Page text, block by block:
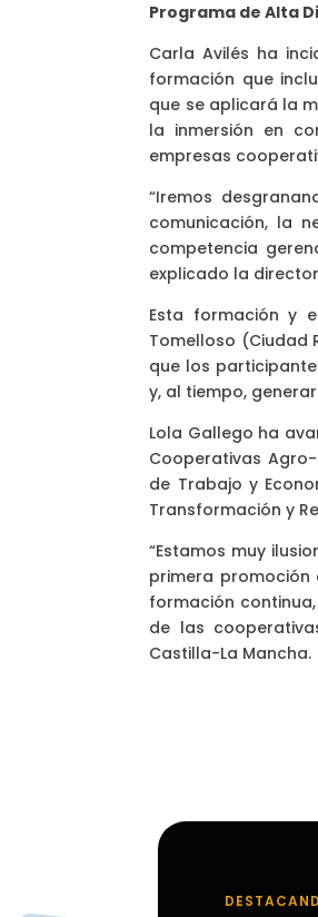
Programa de Alta
Carla Avilés ha
formación que
que se aplicará la
la inmersión en
empresas
“Iremos
comunicación, la
competencia
explicado la
Esta formación y
Tomelloso (Ciudad
que los
y, al tiempo,
Lola Gallego ha
Cooperativas
de Trabajo y
Transformación y
“Estamos muy
primera promoción
formación
de las
Castilla-La Mancha.